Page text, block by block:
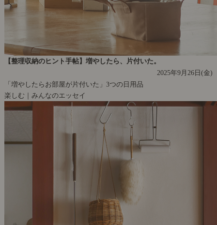
【整理収納のヒント手帖】増やしたら、片付いた。
2025年9月26日(金)
「増やしたらお部屋が片付いた」3つの日用品
楽しむ｜みんなのエッセイ